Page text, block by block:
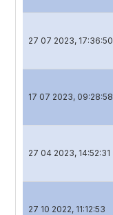
27 07 2023, 17:36:50
17 07 2023, 09:28:58
27 04 2023, 14:52:31
27 10 2022, 11:12:53